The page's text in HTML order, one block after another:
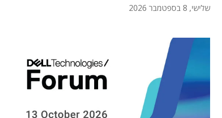
שלישי, 8 בספטמבר 2026